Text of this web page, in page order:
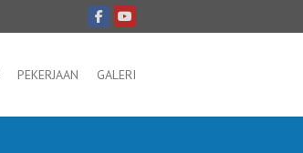
PEKERJAAN GALERI